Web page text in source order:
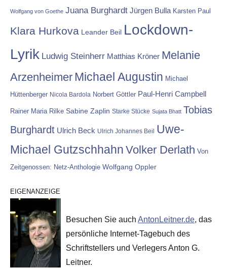
Wolfgang von Goethe Juana Burghardt Jürgen Bulla Karsten Paul
Klara Hurkova Leander Beil Lockdown-
Lyrik Ludwig Steinherr Matthias Kröner Melanie
Arzenheimer Michael Augustin Michael
Hüttenberger Nicola Bardola Norbert Göttler Paul-Henri Campbell
Rainer Maria Rilke Sabine Zaplin Starke Stücke Sujata Bhatt Tobias
Burghardt Ulrich Beck Ulrich Johannes Beil Uwe-
Michael Gutzschhahn Volker Derlath Von
Zeitgenossen: Netz-Anthologie Wolfgang Oppler
EIGENANZEIGE
Besuchen Sie auch AntonLeitner.de, das
persönliche Internet-Tagebuch des
Schriftstellers und Verlegers Anton G.
Leitner.